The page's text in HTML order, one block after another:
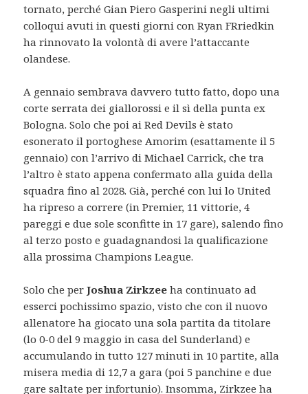
tornato, perché Gian Piero Gasperini negli ultimi
colloqui avuti in questi giorni con Ryan FRriedkin
ha rinnovato la volontà di avere l’attaccante
olandese.
A gennaio sembrava davvero tutto fatto, dopo una
corte serrata dei giallorossi e il sì della punta ex
Bologna. Solo che poi ai Red Devils è stato
esonerato il portoghese Amorim (esattamente il 5
gennaio) con l’arrivo di Michael Carrick, che tra
l’altro è stato appena confermato alla guida della
squadra fino al 2028. Già, perché con lui lo United
ha ripreso a correre (in Premier, 11 vittorie, 4
pareggi e due sole sconfitte in 17 gare), salendo fino
al terzo posto e guadagnandosi la qualificazione
alla prossima Champions League.
Solo che perJoshua Zirkzee ha continuato ad
esserci pochissimo spazio, visto che con il nuovo
allenatore ha giocato una sola partita da titolare
(lo 0-0 del 9 maggio in casa del Sunderland) e
accumulando in tutto 127 minuti in 10 partite, alla
misera media di 12,7 a gara (poi 5 panchine e due
gare saltate per infortunio). Insomma, Zirkzee ha